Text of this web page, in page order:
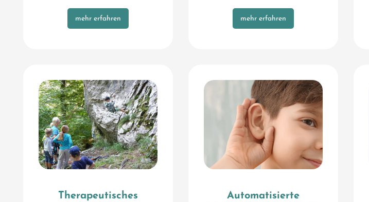
mehr erfahren mehr erfahren
Therapeutisches
Automatisierte